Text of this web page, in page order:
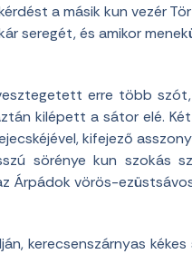
a másik kun vezér
seregét, és amikor
erre több
kilépett a sátor elé.
kifejező
sörénye kun szokás
Árpádok vörös-
kerecsenszárnyas